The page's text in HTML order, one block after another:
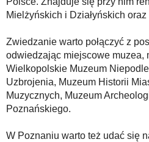
Mielżyńskich i Działyńskich
Zwiedzanie warto połączyć z
odwiedzając miejscowe muzea,
Wielkopolskie Muzeum
Uzbrojenia, Muzeum Historii
Muzycznych, Muzeum
Poznańskiego.
W Poznaniu warto też udać się